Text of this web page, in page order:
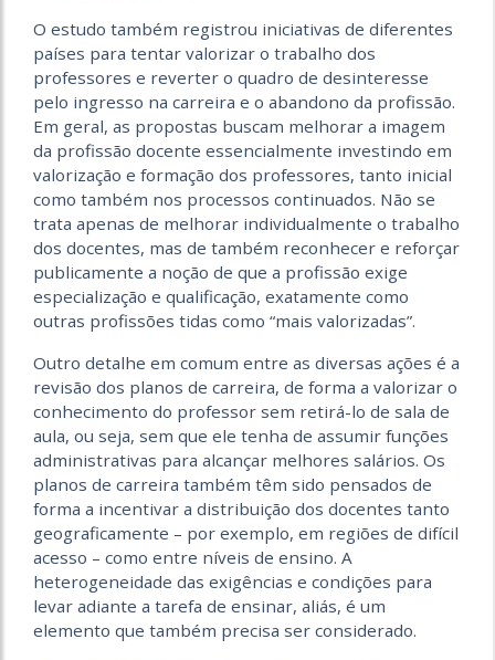
O estudo também registrou iniciativas de diferentes
países para tentar valorizar o trabalho dos
professores e reverter o quadro de desinteresse
pelo ingresso na carreira e o abandono da profissão.
Em geral, as propostas buscam melhorar a imagem
da profissão docente essencialmente investindo em
valorização e formação dos professores, tanto inicial
como também nos processos continuados. Não se
trata apenas de melhorar individualmente o trabalho
dos docentes, mas de também reconhecer e reforçar
publicamente a noção de que a profissão exige
especialização e qualificação, exatamente como
outras profissões tidas como “mais valorizadas”.
Outro detalhe em comum entre as diversas ações é a
revisão dos planos de carreira, de forma a valorizar o
conhecimento do professor sem retirá-lo de sala de
aula, ou seja, sem que ele tenha de assumir funções
administrativas para alcançar melhores salários. Os
planos de carreira também têm sido pensados de
forma a incentivar a distribuição dos docentes tanto
geograficamente – por exemplo, em regiões de difícil
acesso – como entre níveis de ensino. A
heterogeneidade das exigências e condições para
levar adiante a tarefa de ensinar, aliás, é um
elemento que também precisa ser considerado.